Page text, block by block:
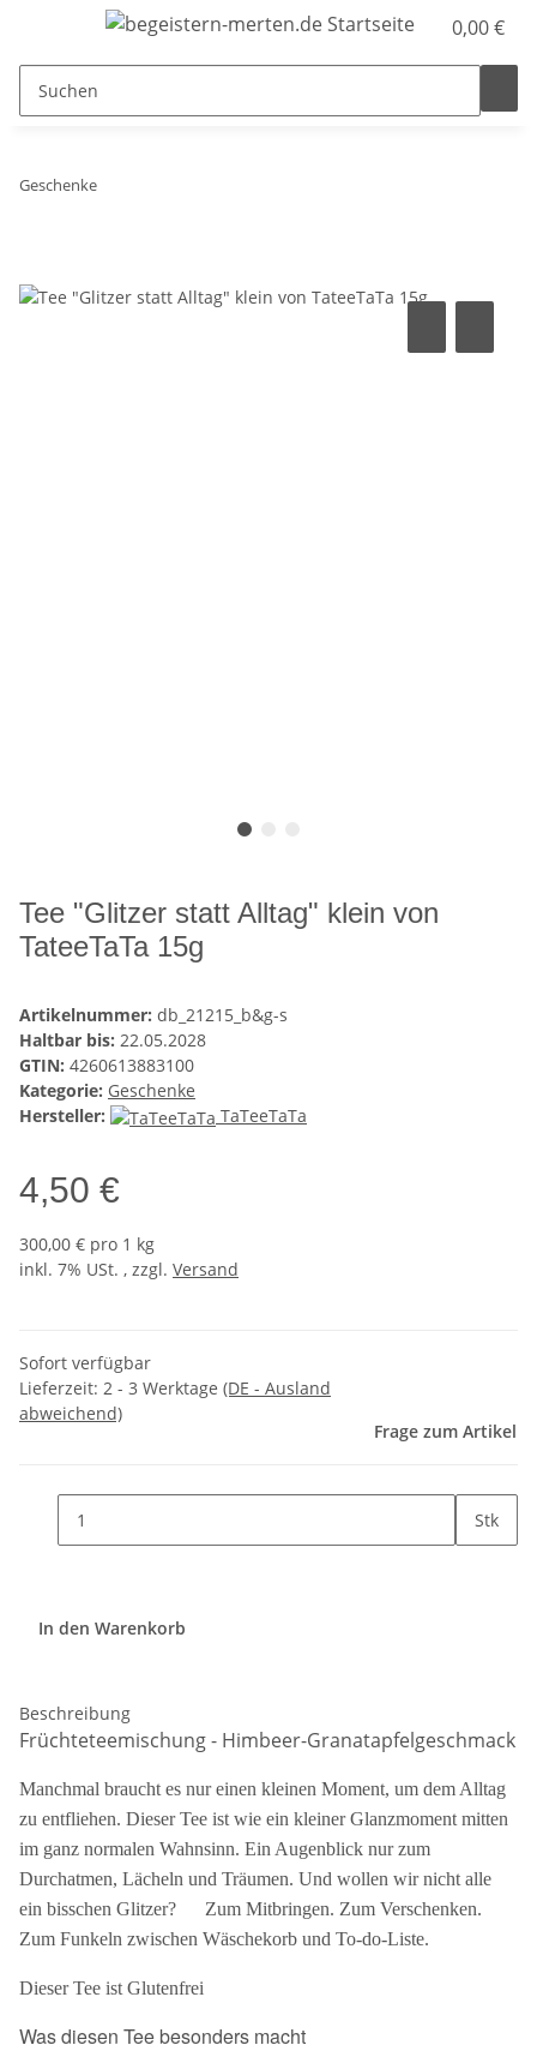
0,00 €
Geschenke
Tee "Glitzer statt Alltag" klein von
TateeTaTa 15g
Artikelnummer: db_21215_b&g-s
Haltbar bis: 22.05.2028
GTIN: 4260613883100
Kategorie: Geschenke
Hersteller:
TaTeeTaTa
4,50 €
300,00 € pro 1 kg
inkl. 7% USt. , zzgl. Versand
Sofort verfügbar
Lieferzeit: 2 - 3 Werktage (DE - Ausland
abweichend)
Frage zum Artikel
Stk
In den Warenkorb
Beschreibung
Früchteteemischung - Himbeer-Granatapfelgeschmack
Manchmal braucht es nur einen kleinen Moment, um dem Alltag
zu entfliehen. Dieser Tee ist wie ein kleiner Glanzmoment mitten
im ganz normalen Wahnsinn. Ein Augenblick nur zum
Durchatmen, Lächeln und Träumen. Und wollen wir nicht alle
ein bisschen Glitzer? Zum Mitbringen. Zum Verschenken.
Zum Funkeln zwischen Wäschekorb und To-do-Liste.
Dieser Tee ist Glutenfrei
Was diesen Tee besonders macht